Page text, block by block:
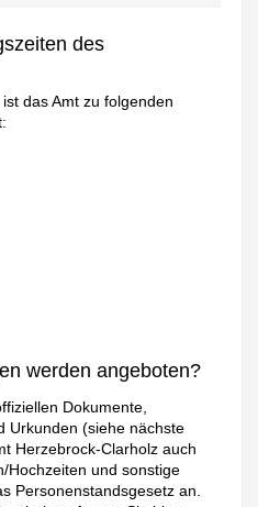
des
das Amt zu folgenden
werden angeboten?
Dokumente,
Urkunden (siehe nächste
Herzebrock-Clarholz auch
Hochzeiten und sonstige
Personenstandsgesetz an.